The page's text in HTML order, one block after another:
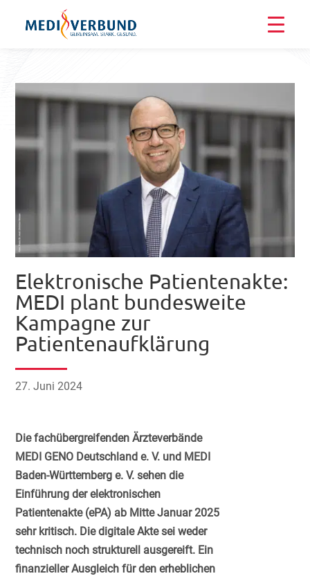
Elektronische Patientenakte:
MEDI plant bundesweite
Kampagne zur
Patientenaufklärung
27. Juni 2024
Die fachübergreifenden Ärzteverbände
MEDI GENO Deutschland e. V. und MEDI
Baden-Württemberg e. V. sehen die
Einführung der elektronischen
Patientenakte (ePA) ab Mitte Januar 2025
sehr kritisch. Die digitale Akte sei weder
technisch noch strukturell ausgereift. Ein
finanzieller Ausgleich für den erheblichen